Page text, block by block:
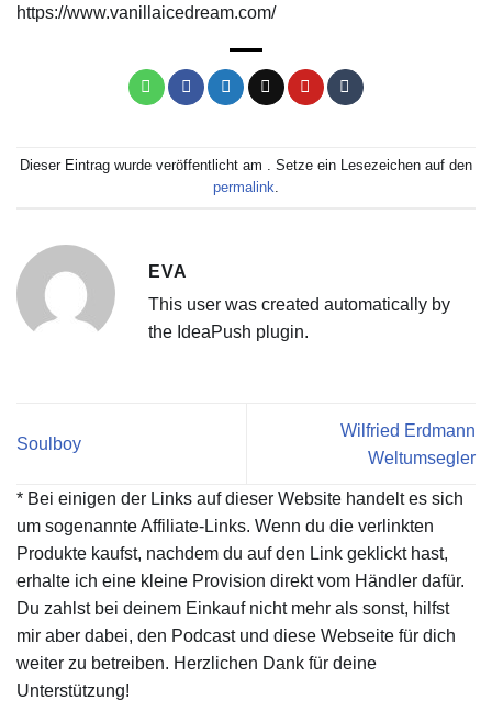
https://www.vanillaicedream.com/
Dieser Eintrag wurde veröffentlicht am . Setze ein Lesezeichen auf den
permalink
EVA
This user was created automatically by
the IdeaPush plugin.
Soulboy
Wilfried Erdmann
Weltumsegler
* Bei einigen der Links auf dieser Website handelt es sich
um sogenannte Affiliate-Links. Wenn du die verlinkten
Produkte kaufst, nachdem du auf den Link geklickt hast,
erhalte ich eine kleine Provision direkt vom Händler dafür.
Du zahlst bei deinem Einkauf nicht mehr als sonst, hilfst
mir aber dabei, den Podcast und diese Webseite für dich
weiter zu betreiben. Herzlichen Dank für deine
Unterstützung!